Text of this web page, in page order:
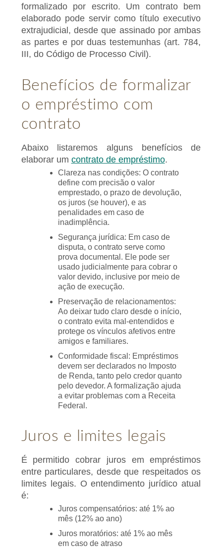
formalizado por escrito. Um contrato bem
elaborado pode servir como título executivo
extrajudicial, desde que assinado por ambas
as partes e por duas testemunhas (art. 784,
III, do Código de Processo Civil).
Benefícios de formalizar
o empréstimo com
contrato
Abaixo listaremos alguns benefícios de
elaborar um contrato de empréstimo.
Clareza nas condições: O contrato
define com precisão o valor
emprestado, o prazo de devolução,
os juros (se houver), e as
penalidades em caso de
inadimplência.
Segurança jurídica: Em caso de
disputa, o contrato serve como
prova documental. Ele pode ser
usado judicialmente para cobrar o
valor devido, inclusive por meio de
ação de execução.
Preservação de relacionamentos:
Ao deixar tudo claro desde o início,
o contrato evita mal-entendidos e
protege os vínculos afetivos entre
amigos e familiares.
Conformidade fiscal: Empréstimos
devem ser declarados no Imposto
de Renda, tanto pelo credor quanto
pelo devedor. A formalização ajuda
a evitar problemas com a Receita
Federal.
Juros e limites legais
É permitido cobrar juros em empréstimos
entre particulares, desde que respeitados os
limites legais. O entendimento jurídico atual
é:
Juros compensatórios: até 1% ao
mês (12% ao ano)
Juros moratórios: até 1% ao mês
em caso de atraso